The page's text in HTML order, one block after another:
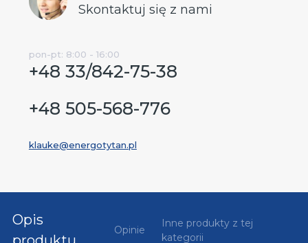
Skontaktuj się z nami
pon-pt: 8:00 - 16:00
+48 33/842-75-38
+48 505-568-776
klauke@energotytan.pl
Opis
Opinie
Inne produkty z tej
kategorii